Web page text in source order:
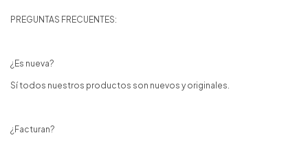
PREGUNTAS FRECUENTES:
¿Es nueva?
Sí todos nuestros productos son nuevos y originales.
¿Facturan?